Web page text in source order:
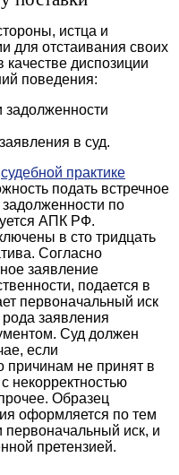
истца и
для отстаивания своих
диспозиции
поведения:
задолженности
в суд.
судебной практике
подать встречное
по
АПК РФ.
в сто тридцать
Согласно
заявление
подается в
первоначальный иск
заявления
Суд должен
если
причинам не принят в
некорректностью
Образец
оформляется по тем
иск, и
претензией.